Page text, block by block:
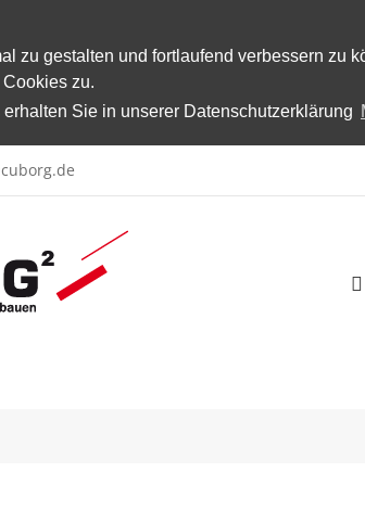
zu gestalten und fortlaufend verbessern
zu.
Sie in unserer Datenschutzerklärung